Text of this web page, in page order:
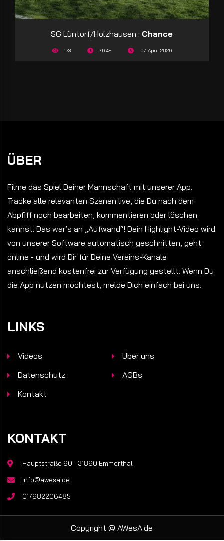
SG Lüntorf/Holzhausen : Chance
123 76:45 07 April 2026
ÜBER
Filme das Spiel Deiner Mannschaft mit unserer App.
Tracke alle relevanten Szenen live, die Du nach dem
Abpfiff noch bearbeiten, kommentieren oder löschen
kannst. Das war’s an „Aufwand“! Dein Highlight-Video wird
von unserer Software automatisch geschnitten, geht
online - und wird Dir für Deine Vereins-Kanäle
anschließend kostenfrei zur Verfügung gestellt. Wenn Du
die App nutzen möchtest, melde Dich einfach bei uns.
LINKS
Videos
Über uns
Datenschutz
AGBs
Kontakt
KONTAKT
Hauptstraße 60 - 31860 Emmerthal
info@awesa.de
017682206485
Copyright @ AWesA.de